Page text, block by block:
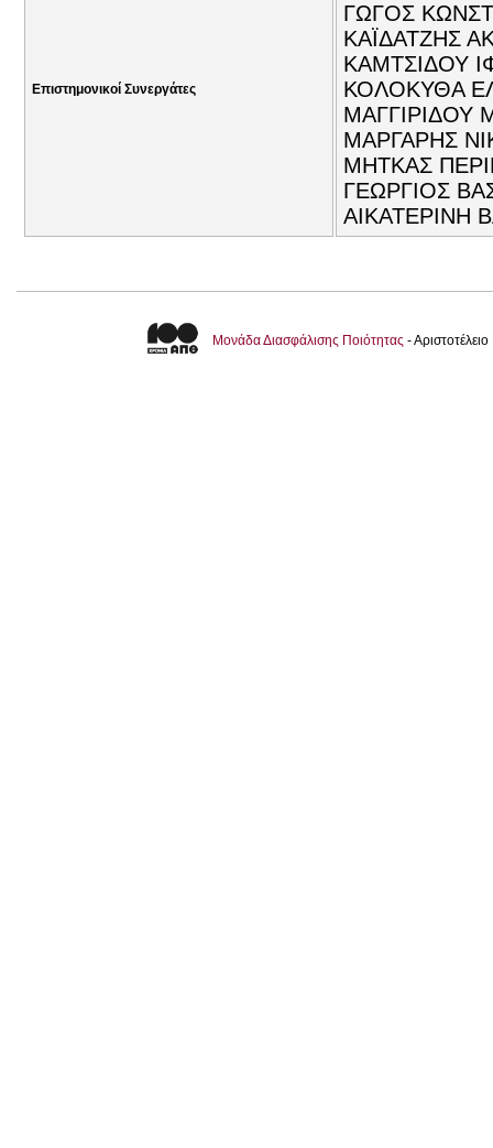
Επιστημονικοί Συνεργάτες
ΓΩΓΟΣ
ΚΑΪΔΑΤΖΗΣ
ΚΑΜΤΣΙΔΟΥ
ΚΟΛΟΚΥΘΑ
ΜΑΓΓΙΡΙΔΟΥ
ΜΑΡΓΑΡΗΣ
ΜΗΤΚΑΣ
ΓΕΩΡΓΙΟΣ
ΑΙΚΑΤΕΡΙΝΗ
Μονάδα Διασφάλισης Ποιότητας -